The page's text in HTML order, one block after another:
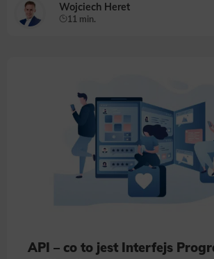
Wojciech Heret
11 min.
API – co to jest Interfejs